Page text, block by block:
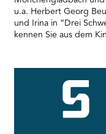
u.a. Herbert Georg
und Irina in “Drei
kennen Sie aus dem